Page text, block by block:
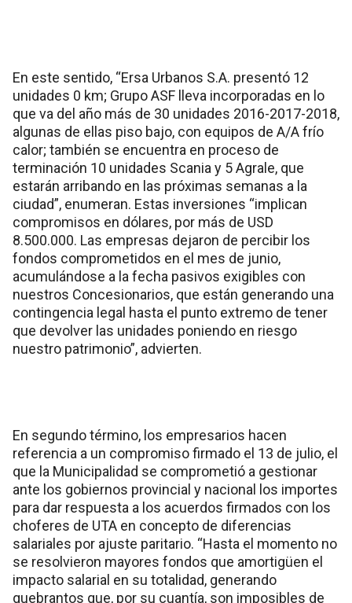
En este sentido, “Ersa Urbanos S.A. presentó 12
unidades 0 km; Grupo ASF lleva incorporadas en lo
que va del año más de 30 unidades 2016-2017-2018,
algunas de ellas piso bajo, con equipos de A/A frío
calor; también se encuentra en proceso de
terminación 10 unidades Scania y 5 Agrale, que
estarán arribando en las próximas semanas a la
ciudad”, enumeran. Estas inversiones “implican
compromisos en dólares, por más de USD
8.500.000. Las empresas dejaron de percibir los
fondos comprometidos en el mes de junio,
acumulándose a la fecha pasivos exigibles con
nuestros Concesionarios, que están generando una
contingencia legal hasta el punto extremo de tener
que devolver las unidades poniendo en riesgo
nuestro patrimonio”, advierten.
En segundo término, los empresarios hacen
referencia a un compromiso firmado el 13 de julio, el
que la Municipalidad se comprometió a gestionar
ante los gobiernos provincial y nacional los importes
para dar respuesta a los acuerdos firmados con los
choferes de UTA en concepto de diferencias
salariales por ajuste paritario. “Hasta el momento no
se resolvieron mayores fondos que amortigüen el
impacto salarial en su totalidad, generando
quebrantos que, por su cuantía, son imposibles de